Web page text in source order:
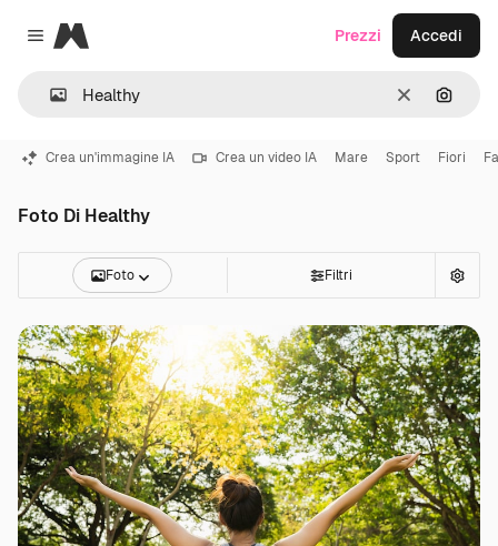
Close menu
Magnific
CancellaCerca
Prezzi Accedi
Crea un'immagine IA Crea un video IA Mare Sport Fiori
Foto Di Healthy
Foto Filtri